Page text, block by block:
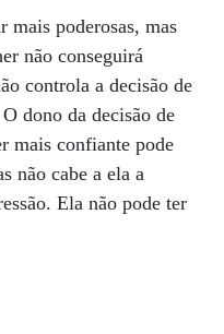
mais poderosas, mas
não conseguirá
controla a decisão de
dono da decisão de
mais confiante pode
não cabe a ela a
Ela não pode ter